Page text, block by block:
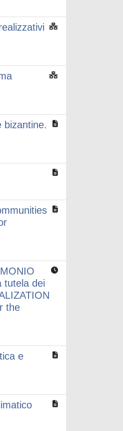
bizantine.
tutela dei
the
e